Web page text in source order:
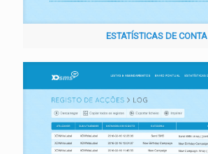
ESTATÍSTICAS DE CONTA